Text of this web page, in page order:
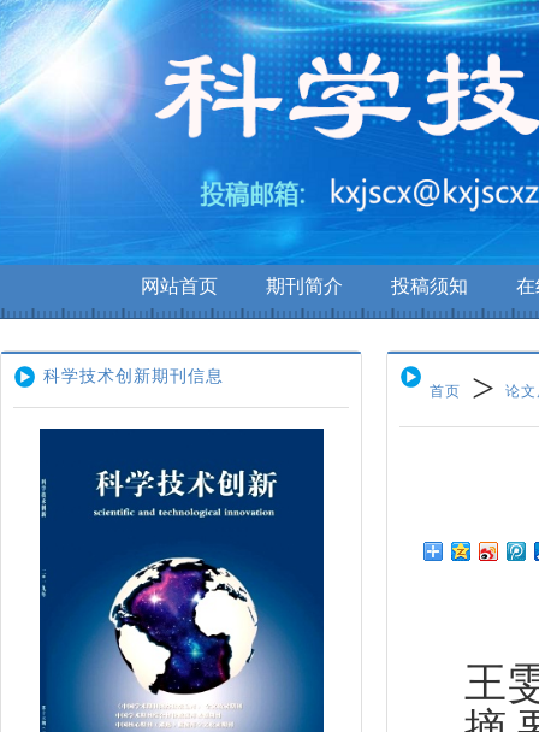
网站首页 期刊简介 投稿须知 在
重要通知
科学技术创新期刊信息
首页 > 论
王